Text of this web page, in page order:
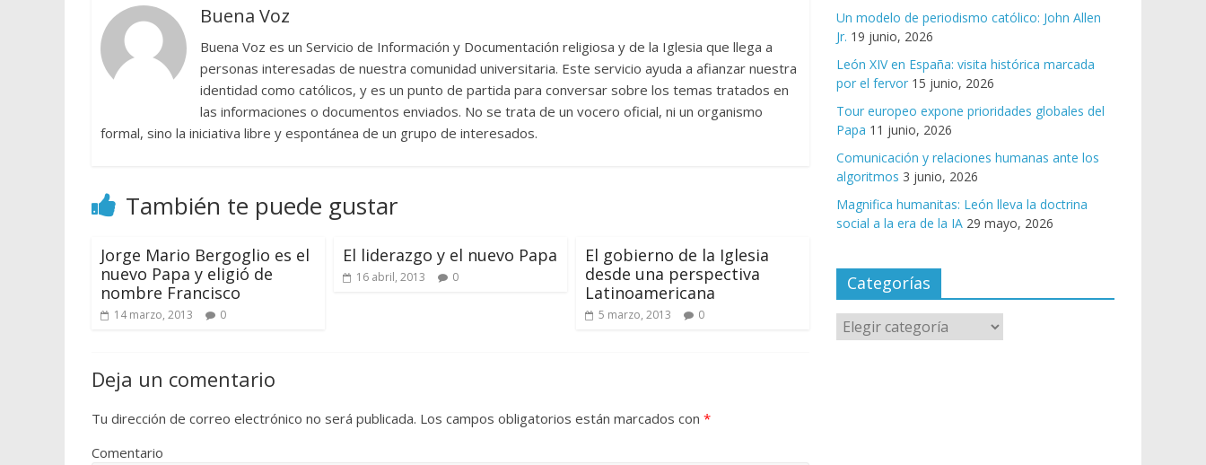
Buena Voz
Buena Voz es un Servicio de Información y Documentación religiosa y de la Iglesia que llega a
personas interesadas de nuestra comunidad universitaria. Este servicio ayuda a afianzar nuestra
identidad como católicos, y es un punto de partida para conversar sobre los temas tratados en
las informaciones o documentos enviados. No se trata de un vocero oficial, ni un organismo
formal, sino la iniciativa libre y espontánea de un grupo de interesados.
También te puede gustar
Jorge Mario Bergoglio es el
nuevo Papa y eligió de
nombre Francisco
14 marzo, 2013 0
El liderazgo y el nuevo Papa
16 abril, 2013 0
El gobierno de la Iglesia
desde una perspectiva
Latinoamericana
5 marzo, 2013 0
Deja un comentario
Tu dirección de correo electrónico no será publicada. Los campos obligatorios están marcados con *
Comentario
Un modelo de periodismo católico: John Allen
Jr. 19 junio, 2026
León XIV en España: visita histórica marcada
por el fervor 15 junio, 2026
Tour europeo expone prioridades globales del
Papa 11 junio, 2026
Comunicación y relaciones humanas ante los
algoritmos 3 junio, 2026
Magnifica humanitas: León lleva la doctrina
social a la era de la IA 29 mayo, 2026
Categorías